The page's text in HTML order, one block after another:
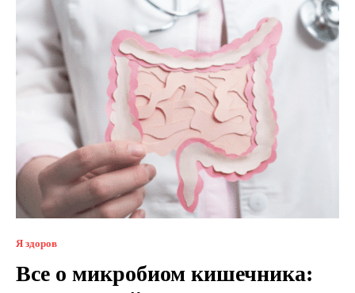
Я здоров
Все о микробиом кишечника: